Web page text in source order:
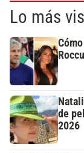
Lo más
de
2026